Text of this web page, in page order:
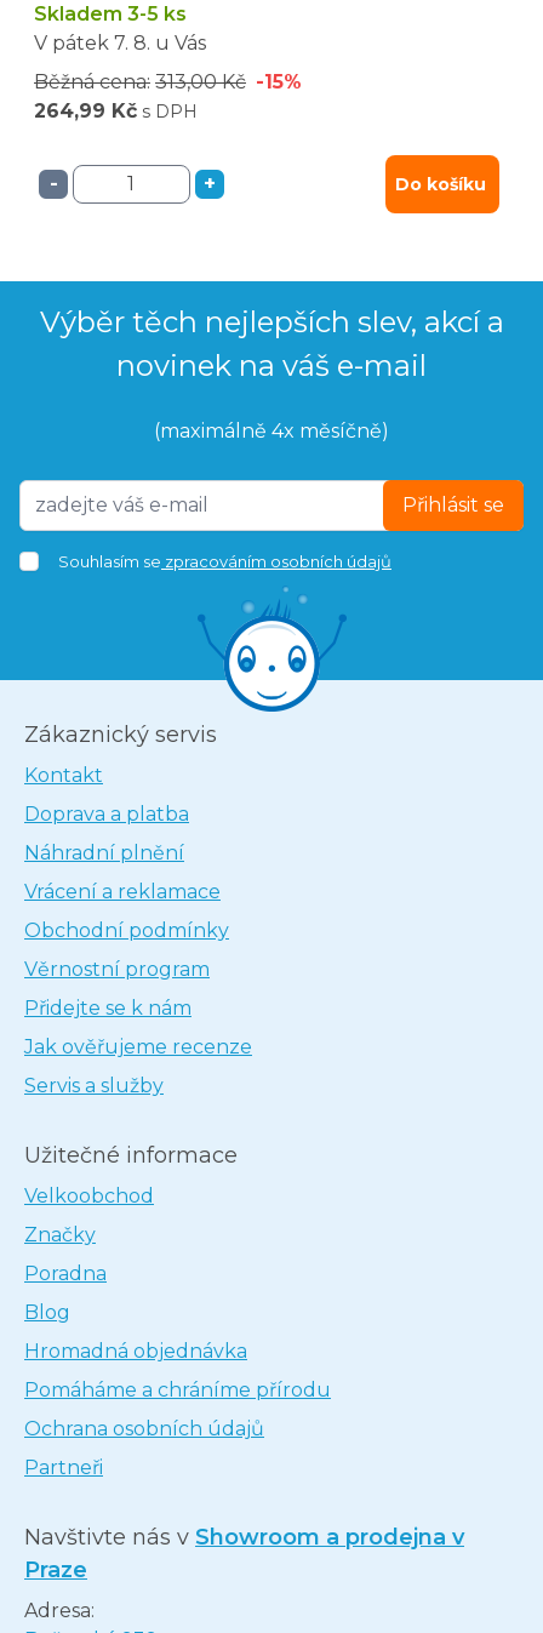
Skladem 3-5 ks
V pátek 7. 8. u Vás
Běžná cena: 313,00 Kč -15%
264,99 Kč s DPH
- + Do košíku
Výběr těch nejlepších slev, akcí a
novinek na váš e-mail
(maximálně 4x měsíčně)
Přihlásit se
Souhlasím se zpracováním osobních údajů
Zákaznický servis
Kontakt
Doprava a platba
Náhradní plnění
Vrácení a reklamace
Obchodní podmínky
Věrnostní program
Přidejte se k nám
Jak ověřujeme recenze
Servis a služby
Užitečné informace
Velkoobchod
Značky
Poradna
Blog
Hromadná objednávka
Pomáháme a chráníme přírodu
Ochrana osobních údajů
Partneři
Navštivte nás v Showroom a prodejna v
Praze
Adresa: